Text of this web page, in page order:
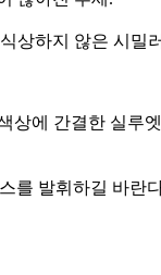
상하지 않은 시밀
상에 간결한 실루
를 발휘하길 바란